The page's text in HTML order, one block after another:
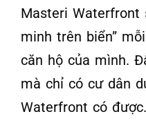
Masteri Waterfront
minh trên biển”
căn hộ của mình.
mà chỉ có cư dân
Waterfront có được.